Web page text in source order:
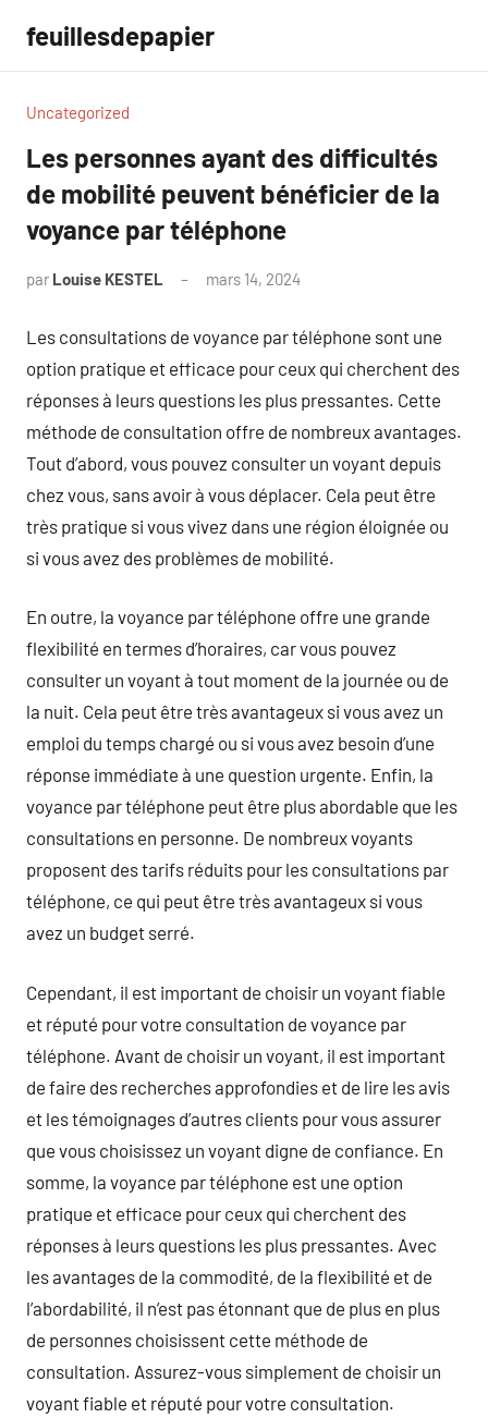
contenu
feuillesdepapier
Uncategorized
Les personnes ayant des difficultés
de mobilité peuvent bénéficier de la
voyance par téléphone
par Louise KESTEL mars 14, 2024
Les consultations de voyance par téléphone sont une
option pratique et efficace pour ceux qui cherchent des
réponses à leurs questions les plus pressantes. Cette
méthode de consultation offre de nombreux avantages.
Tout d’abord, vous pouvez consulter un voyant depuis
chez vous, sans avoir à vous déplacer. Cela peut être
très pratique si vous vivez dans une région éloignée ou
si vous avez des problèmes de mobilité.
En outre, la voyance par téléphone offre une grande
flexibilité en termes d’horaires, car vous pouvez
consulter un voyant à tout moment de la journée ou de
la nuit. Cela peut être très avantageux si vous avez un
emploi du temps chargé ou si vous avez besoin d’une
réponse immédiate à une question urgente. Enfin, la
voyance par téléphone peut être plus abordable que les
consultations en personne. De nombreux voyants
proposent des tarifs réduits pour les consultations par
téléphone, ce qui peut être très avantageux si vous
avez un budget serré.
Cependant, il est important de choisir un voyant fiable
et réputé pour votre consultation de voyance par
téléphone. Avant de choisir un voyant, il est important
de faire des recherches approfondies et de lire les avis
et les témoignages d’autres clients pour vous assurer
que vous choisissez un voyant digne de confiance. En
somme, la voyance par téléphone est une option
pratique et efficace pour ceux qui cherchent des
réponses à leurs questions les plus pressantes. Avec
les avantages de la commodité, de la flexibilité et de
l’abordabilité, il n’est pas étonnant que de plus en plus
de personnes choisissent cette méthode de
consultation. Assurez-vous simplement de choisir un
voyant fiable et réputé pour votre consultation.